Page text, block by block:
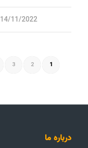
14/11/2022
/
1
2
3
درباره ما